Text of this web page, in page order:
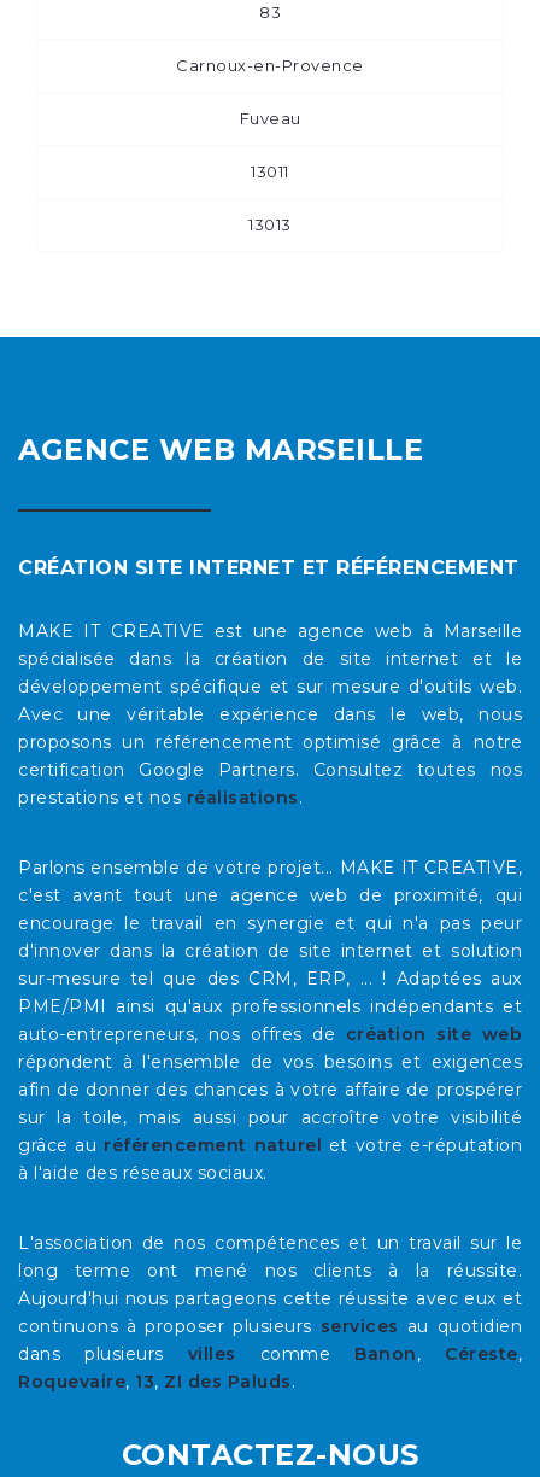
83
Carnoux-en-Provence
Fuveau
13011
13013
AGENCE WEB MARSEILLE
CRÉATION SITE INTERNET ET RÉFÉRENCEMENT
MAKE IT CREATIVE est une agence web à Marseille
spécialisée dans la création de site internet et le
développement spécifique et sur mesure d'outils web.
Avec une véritable expérience dans le web, nous
proposons un référencement optimisé grâce à notre
certification Google Partners. Consultez toutes nos
prestations et nos réalisations.
Parlons ensemble de votre projet... MAKE IT CREATIVE,
c'est avant tout une agence web de proximité, qui
encourage le travail en synergie et qui n'a pas peur
d'innover dans la création de site internet et solution
sur-mesure tel que des CRM, ERP, ... ! Adaptées aux
PME/PMI ainsi qu'aux professionnels indépendants et
auto-entrepreneurs, nos offres de création site web
répondent à l'ensemble de vos besoins et exigences
afin de donner des chances à votre affaire de prospérer
sur la toile, mais aussi pour accroître votre visibilité
grâce au référencement naturel et votre e-réputation
à l'aide des réseaux sociaux.
L'association de nos compétences et un travail sur le
long terme ont mené nos clients à la réussite.
Aujourd'hui nous partageons cette réussite avec eux et
continuons à proposer plusieurs services au quotidien
dans plusieurs villes comme Banon, Céreste,
Roquevaire, 13, ZI des Paluds.
CONTACTEZ-NOUS